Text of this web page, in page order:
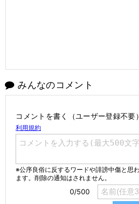
みんなのコメント
コメントを書く（ユーザー登録不要）